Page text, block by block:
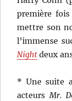
première
mettre son
l’immense
Night deux
* Une suite
acteursMr.